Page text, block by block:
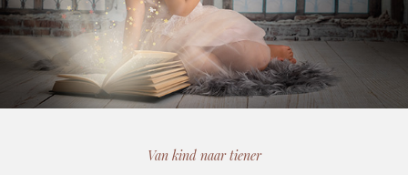
Van kind naar tiener